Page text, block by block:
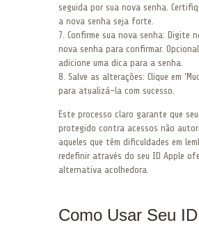
seguida por sua nova senha.
a nova senha seja forte.
7. Confirme sua nova senha: Digite
nova senha para confirmar.
adicione uma dica para a senha.
8. Salve as alterações: Clique em
para atualizá-la com sucesso.
Este processo claro garante que
protegido contra acessos não
aqueles que têm dificuldades em
redefinir através do seu ID Apple
alternativa acolhedora.
Como Usar Seu